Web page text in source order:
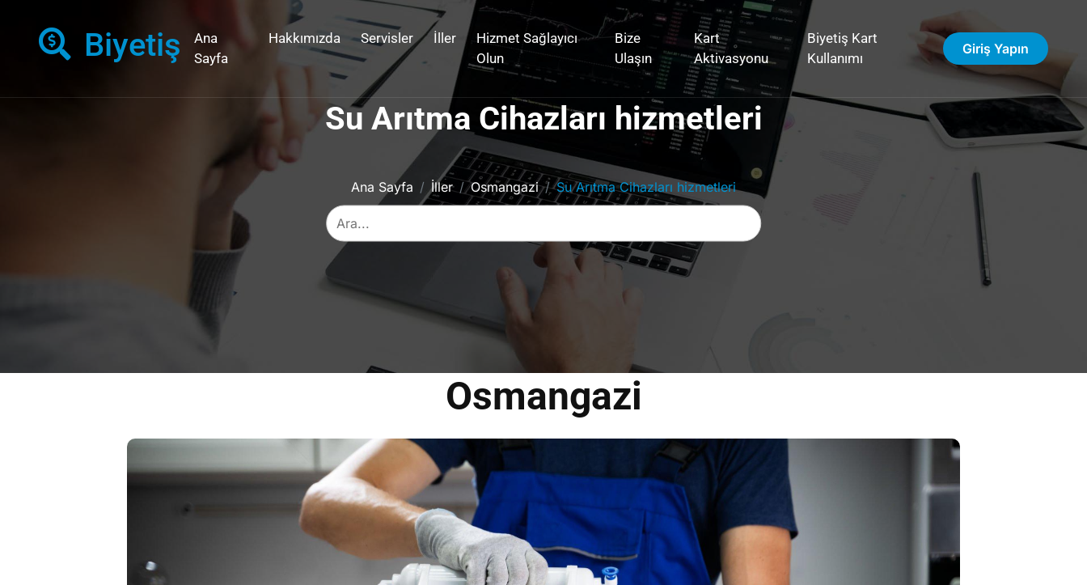
Biyetiş
Ana
Sayfa
Hakkımızda Servisler İller
Hizmet Sağlayıcı
Olun
Bize
Ulaşın
Kart
Aktivasyonu
Biyetiş Kart
Kullanımı
Giriş Yapın
Su Arıtma Cihazları hizmetleri
Ana Sayfa İller Osmangazi Su Arıtma Cihazları hizmetleri
Osmangazi